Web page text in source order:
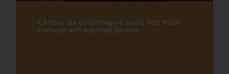
Câncer de estômago é cada vez mais
comum em adultos jovens